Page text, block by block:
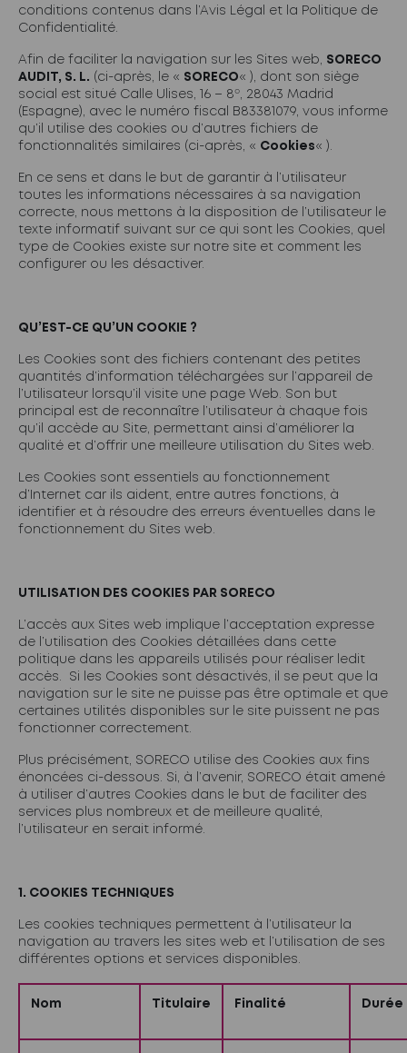
conditions contenus dans l’Avis Légal et la Politique de
Confidentialité.
Afin de faciliter la navigation sur les Sites web, SORECO
AUDIT, S. L. (ci-après, le « SORECO« ), dont son siège
social est situé Calle Ulises, 16 – 8º, 28043 Madrid
(Espagne), avec le numéro fiscal B83381079, vous informe
qu’il utilise des cookies ou d’autres fichiers de
fonctionnalités similaires (ci-après, « Cookies« ).
En ce sens et dans le but de garantir à l’utilisateur
toutes les informations nécessaires à sa navigation
correcte, nous mettons à la disposition de l’utilisateur le
texte informatif suivant sur ce qui sont les Cookies, quel
type de Cookies existe sur notre site et comment les
configurer ou les désactiver.
QU’EST-CE QU’UN COOKIE ?
Les Cookies sont des fichiers contenant des petites
quantités d’information téléchargées sur l’appareil de
l’utilisateur lorsqu’il visite une page Web. Son but
principal est de reconnaître l’utilisateur à chaque fois
qu’il accède au Site, permettant ainsi d’améliorer la
qualité et d’offrir une meilleure utilisation du Sites web.
Les Cookies sont essentiels au fonctionnement
d’Internet car ils aident, entre autres fonctions, à
identifier et à résoudre des erreurs éventuelles dans le
fonctionnement du Sites web.
UTILISATION DES COOKIES PAR SORECO
L’accès aux Sites web implique l’acceptation expresse
de l’utilisation des Cookies détaillées dans cette
politique dans les appareils utilisés pour réaliser ledit
accès. Si les Cookies sont désactivés, il se peut que la
navigation sur le site ne puisse pas être optimale et que
certaines utilités disponibles sur le site puissent ne pas
fonctionner correctement.
Plus précisément, SORECO utilise des Cookies aux fins
énoncées ci-dessous. Si, à l’avenir, SORECO était amené
à utiliser d’autres Cookies dans le but de faciliter des
services plus nombreux et de meilleure qualité,
l’utilisateur en serait informé.
1. COOKIES TECHNIQUES
Les cookies techniques permettent à l’utilisateur la
navigation au travers les sites web et l’utilisation de ses
différentes options et services disponibles.
Nom Titulaire Finalité Durée